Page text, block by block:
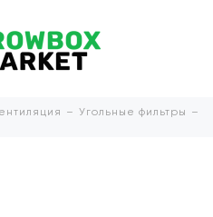
Угольные фильтры